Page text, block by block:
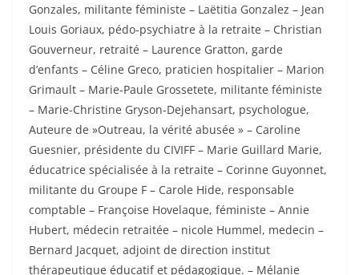
Gonzales, militante féministe – Laëtitia Gonzalez – Jean
Louis Goriaux, pédo-psychiatre à la retraite – Christian
Gouverneur, retraité – Laurence Gratton, garde
d’enfants – Céline Greco, praticien hospitalier – Marion
Grimault – Marie-Paule Grossetete, militante féministe
– Marie-Christine Gryson-Dejehansart, psychologue,
Auteure de »Outreau, la vérité abusée » – Caroline
Guesnier, présidente du CIVIFF – Marie Guillard Marie,
éducatrice spécialisée à la retraite – Corinne Guyonnet,
militante du Groupe F – Carole Hide, responsable
comptable – Françoise Hovelaque, féministe – Annie
Hubert, médecin retraitée – nicole Hummel, medecin –
Bernard Jacquet, adjoint de direction institut
thérapeutique éducatif et pédagogique. – Mélanie